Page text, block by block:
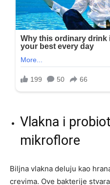
Vlakna i
mikroflore
Biljna vlakna deluju kao
crevima. Ove bakterije